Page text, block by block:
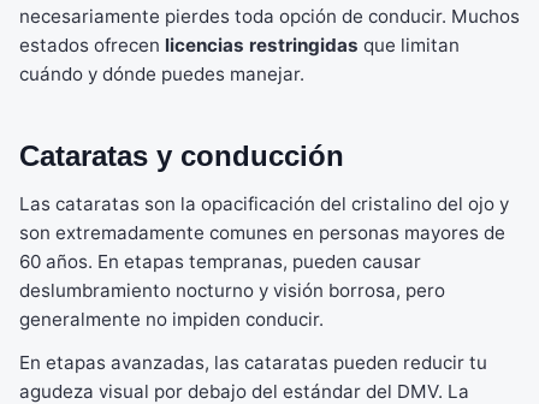
necesariamente pierdes toda opción de conducir. Muchos
estados ofrecen licencias restringidas que limitan
cuándo y dónde puedes manejar.
Cataratas y conducción
Las cataratas son la opacificación del cristalino del ojo y
son extremadamente comunes en personas mayores de
60 años. En etapas tempranas, pueden causar
deslumbramiento nocturno y visión borrosa, pero
generalmente no impiden conducir.
En etapas avanzadas, las cataratas pueden reducir tu
agudeza visual por debajo del estándar del DMV. La